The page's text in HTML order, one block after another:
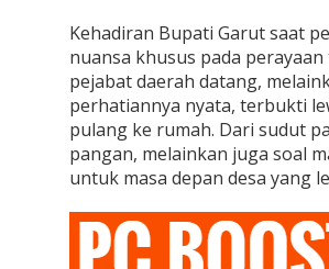
Kehadiran Bupati Garut saat
nuansa khusus pada
pejabat daerah datang,
perhatiannya nyata, terbukti
pulang ke rumah. Dari sudut
pangan, melainkan juga soal
untuk masa depan desa yang